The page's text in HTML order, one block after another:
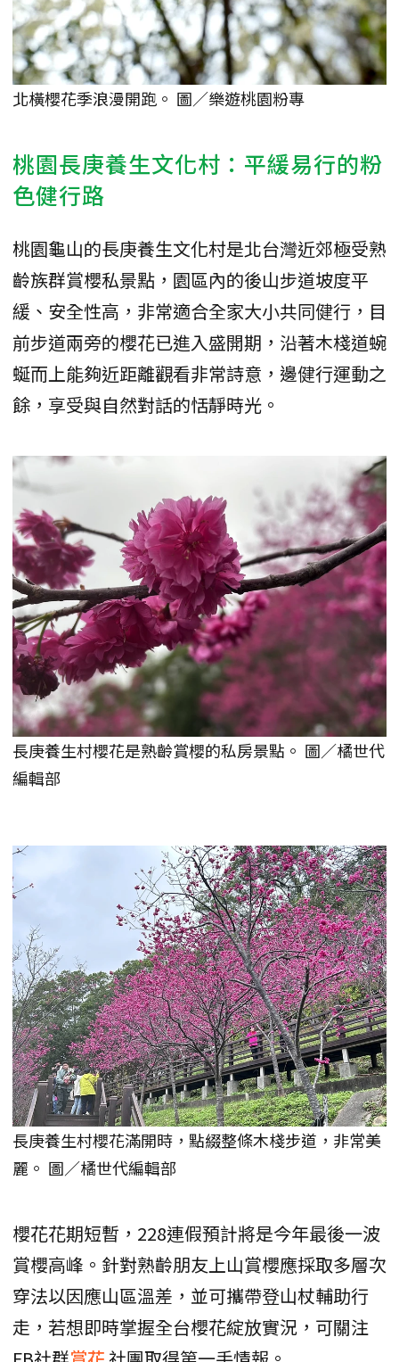
北橫櫻花季浪漫開跑。 圖／樂遊桃園粉專
桃園長庚養生文化村：平緩易行的粉
色健行路
桃園龜山的長庚養生文化村是北台灣近郊極受熟
齡族群賞櫻私景點，園區內的後山步道坡度平
緩、安全性高，非常適合全家大小共同健行，目
前步道兩旁的櫻花已進入盛開期，沿著木棧道蜿
蜒而上能夠近距離觀看非常詩意，邊健行運動之
餘，享受與自然對話的恬靜時光。
長庚養生村櫻花是熟齡賞櫻的私房景點。 圖／橘世代
編輯部
長庚養生村櫻花滿開時，點綴整條木棧步道，非常美
麗。 圖／橘世代編輯部
櫻花花期短暫，228連假預計將是今年最後一波
賞櫻高峰。針對熟齡朋友上山賞櫻應採取多層次
穿法以因應山區溫差，並可攜帶登山杖輔助行
走，若想即時掌握全台櫻花綻放實況，可關注